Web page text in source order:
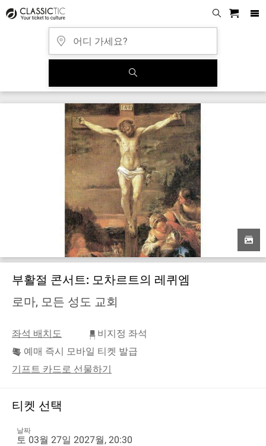
부활절 콘서트: 모차르트의 레퀴엠
로마, 모든 성도 교회
좌석 배치도
비지정 좌석
예매 즉시 모바일 티켓 발급
기프트 카드로 선물하기
티켓 선택
날짜
토 03월 27일 2027월, 20:30